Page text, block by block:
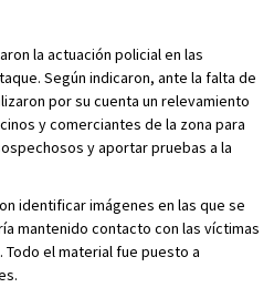
la actuación policial en las
Según indicaron, ante la falta de
por su cuenta un relevamiento
y comerciantes de la zona para
y aportar pruebas a la
identificar imágenes en las que se
mantenido contacto con las víctimas
el material fue puesto a